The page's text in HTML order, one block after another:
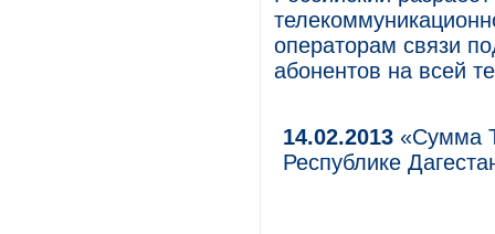
операторам связи
абонентов на всей
14.02.2013 «Сумма
Республике